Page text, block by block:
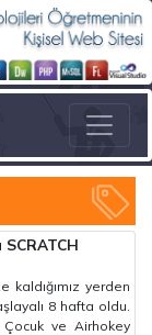
yerden
8 hafta oldu.
Çocuk ve Airhokey